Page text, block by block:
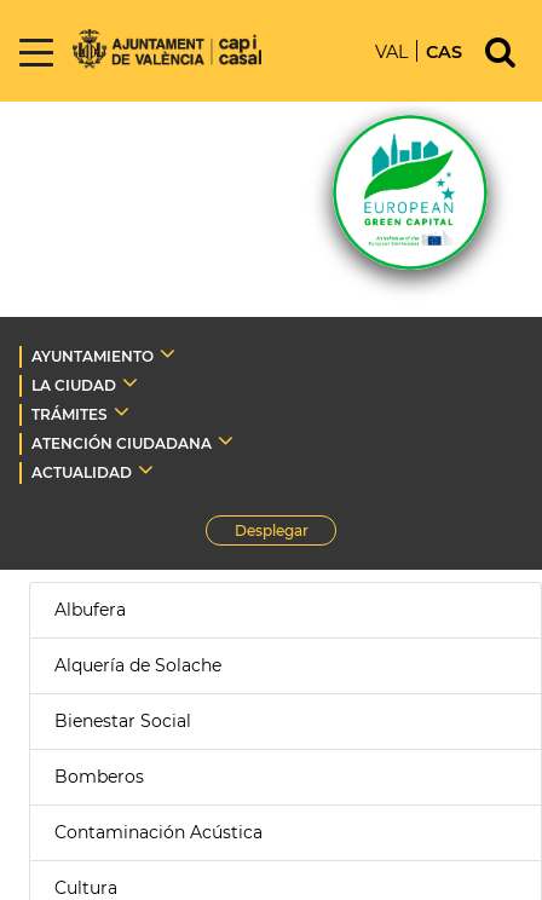
VAL CAS
AYUNTAMIENTO
LA CIUDAD
TRÁMITES
ATENCIÓN CIUDADANA
ACTUALIDAD
Desplegar
Albufera
Alquería de Solache
Bienestar Social
Bomberos
Contaminación Acústica
Cultura